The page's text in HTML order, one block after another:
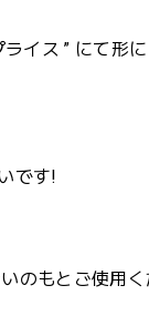
イス ” にて形
です!
のもとご使用